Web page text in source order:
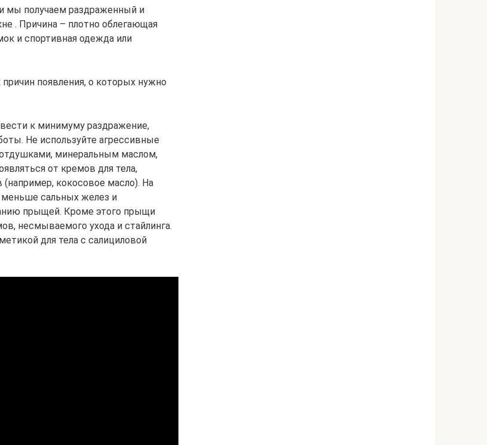
мы получаем раздраженный и
. Причина – плотно облегающая
и спортивная одежда или
появления, о которых нужно
к минимуму раздражение,
Не используйте агрессивные
минеральным маслом,
от кремов для тела,
кокосовое масло). На
меньше сальных желез и
прыщей. Кроме этого прыщи
несмываемого ухода и стайлинга.
для тела с салициловой